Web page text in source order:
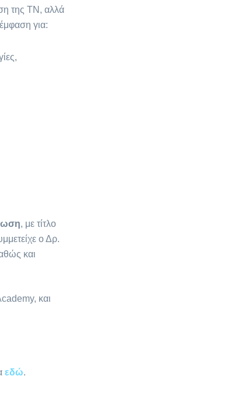
της ΤΝ, αλλά
για:
, με τίτλο
ο Δρ.
και
και
εδώ.